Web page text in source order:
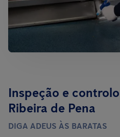
Inspeção e
Ribeira de Pena
DIGA ADEUS ÀS BARATAS